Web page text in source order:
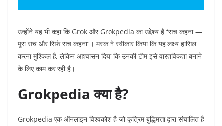
उन्होंने यह भी कहा कि Grok और Grokpedia का उद्देश्य है “सच कहना —
पूरा सच और सिर्फ सच कहना”। मस्क ने स्वीकार किया कि यह लक्ष्य हासिल
करना मुश्किल है, लेकिन आश्वासन दिया कि उनकी टीम इसे वास्तविकता बनाने
के लिए काम कर रही है।
Grokpedia क्या है?
Grokpedia एक ऑनलाइन विश्वकोश है जो कृत्रिम बुद्धिमत्ता द्वारा संचालित है